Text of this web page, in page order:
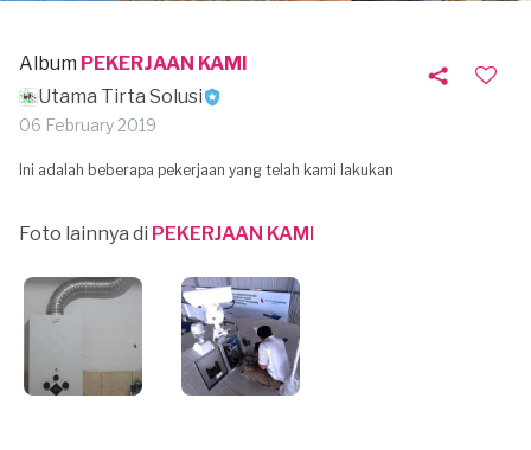
Album PEKERJAAN KAMI
Utama Tirta Solusi
06 February 2019
Ini adalah beberapa pekerjaan yang telah kami lakukan
Foto lainnya di PEKERJAAN KAMI